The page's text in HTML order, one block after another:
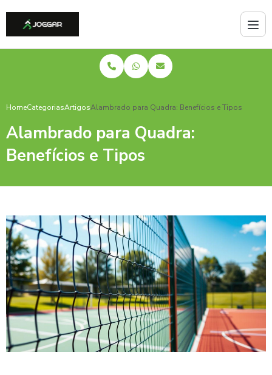
HomeCategoriasArtigosAlambrado para Quadra: Benefícios e Tipos
Alambrado para Quadra:
Benefícios e Tipos